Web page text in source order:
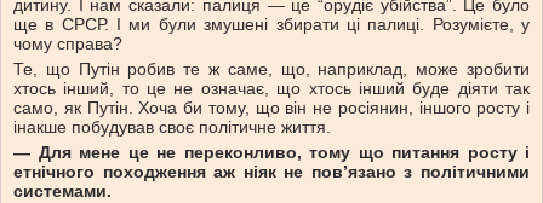
дитину. І нам сказали: палиця — це “орудіє убійства”. Це було
ще в СРСР. І ми були змушені збирати ці палиці. Розумієте, у
чому справа?
Те, що Путін робив те ж саме, що, наприклад, може зробити
хтось інший, то це не означає, що хтось інший буде діяти так
само, як Путін. Хоча би тому, що він не росіянин, іншого росту і
інакше побудував своє політичне життя.
— Для мене це не переконливо, тому що питання росту і
етнічного походження аж ніяк не пов’язано з політичними
системами.